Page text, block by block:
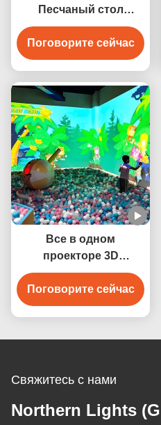
Песчаный стол
Интерактивная
проекционная игра
3400 люмен
Поговорите сейчас
Все в одном
проекторе 3D
интерактивный видео
Стены Стреш-Болл
Проекция
Поговорите сейчас
Свяжитесь с нами
Northern Lights